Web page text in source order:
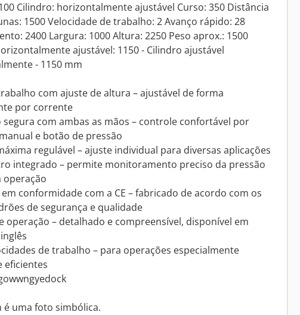
Cilindro: horizontalmente ajustável Curso: 350 Distância
1500 Velocidade de trabalho: 2 Avanço rápido: 28
2400 Largura: 1000 Altura: 2250 Peso aprox.: 1500
ajustável: 1150 - Cilindro ajustável
- 1150 mm
com ajuste de altura – ajustável de forma
por corrente
segura com ambas as mãos – controle confortável por
e botão de pressão
regulável – ajuste individual para diversas aplicações
integrado – permite monitoramento preciso da pressão
operação
em conformidade com a CE – fabricado de acordo com os
de segurança e qualidade
operação – detalhado e compreensível, disponível em
de trabalho – para operações especialmente
eficientes
é uma foto simbólica.